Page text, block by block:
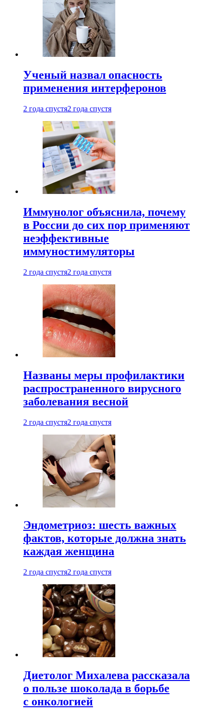
Ученый назвал опасность
применения интерферонов
2 года спустя2 года спустя
Иммунолог объяснила, почему
в России до сих пор применяют
неэффективные
иммуностимуляторы
2 года спустя2 года спустя
Названы меры профилактики
распространенного вирусного
заболевания весной
2 года спустя2 года спустя
Эндометриоз: шесть важных
фактов, которые должна знать
каждая женщина
2 года спустя2 года спустя
Диетолог Михалева рассказала
о пользе шоколада в борьбе
с онкологией